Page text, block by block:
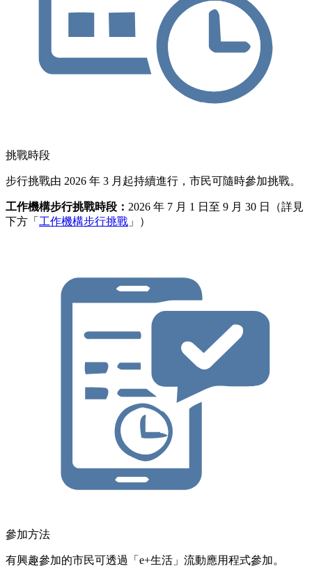
挑戰時段
步行挑戰由 2026 年 3 月起持續進行，市民可隨時參加挑戰。
工作機構步行挑戰時段： 2026 年 7 月 1 日至 9 月 30 日（詳見
下方「 工作機構步行挑戰 」）
參加方法
有興趣參加的市民可透過「e+生活」流動應用程式參加。